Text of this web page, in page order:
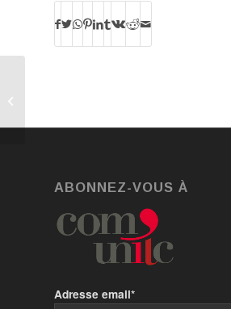
ABONNEZ-VOUS À
Adresse email*
intelligent